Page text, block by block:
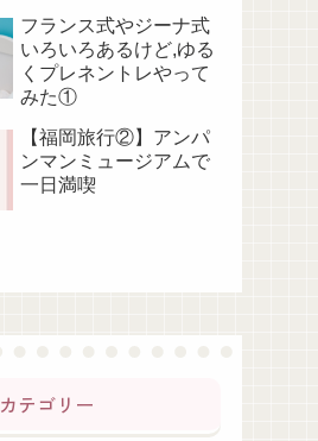
フランス式やジーナ式
いろいろあるけど,ゆる
くプレネントレやって
みた①
【福岡旅行②】アンパ
ンマンミュージアムで
一日満喫
カテゴリー